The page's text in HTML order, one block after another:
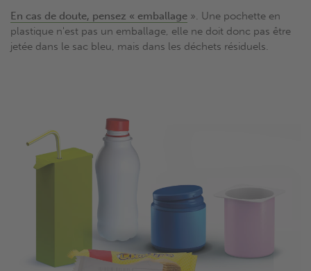
En cas de doute, pensez « emballage ». Une pochette en
plastique n'est pas un emballage, elle ne doit donc pas être
jetée dans le sac bleu, mais dans les déchets résiduels.